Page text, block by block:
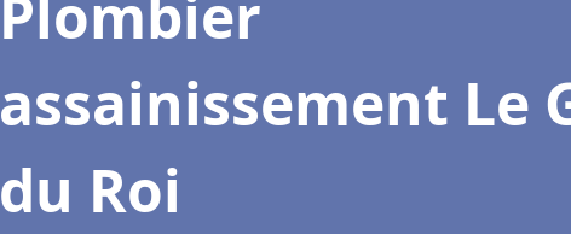
Plombier
assainissement Le
du Roi